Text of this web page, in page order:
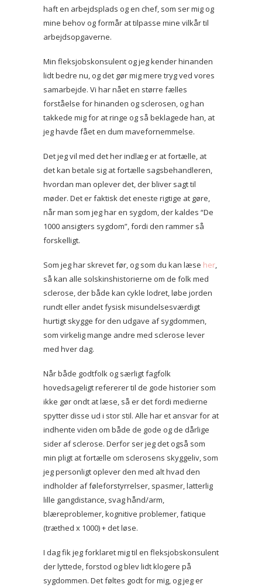
haft en arbejdsplads og en chef, som ser mig og
mine behov og formår at tilpasse mine vilkår til
arbejdsopgaverne.
Min fleksjobskonsulent og jeg kender hinanden
lidt bedre nu, og det gør mig mere tryg ved vores
samarbejde. Vi har nået en større fælles
forståelse for hinanden og sclerosen, og han
takkede mig for at ringe og så beklagede han, at
jeg havde fået en dum mavefornemmelse.
Det jeg vil med det her indlæg er at fortælle, at
det kan betale sig at fortælle sagsbehandleren,
hvordan man oplever det, der bliver sagt til
møder. Det er faktisk det eneste rigtige at gøre,
når man som jeg har en sygdom, der kaldes “De
1000 ansigters sygdom”, fordi den rammer så
forskelligt.
Som jeg har skrevet før, og som du kan læse her
så kan alle solskinshistorierne om de folk med
sclerose, der både kan cykle lodret, løbe jorden
rundt eller andet fysisk misundelsesværdigt
hurtigt skygge for den udgave af sygdommen,
som virkelig mange andre med sclerose lever
med hver dag.
Når både godtfolk og særligt fagfolk
hovedsageligt refererer til de gode historier som
ikke gør ondt at læse, så er det fordi medierne
spytter disse ud i stor stil. Alle har et ansvar for at
indhente viden om både de gode og de dårlige
sider af sclerose. Derfor ser jeg det også som
min pligt at fortælle om sclerosens skyggeliv, som
jeg personligt oplever den med alt hvad den
indholder af føleforstyrrelser, spasmer, latterlig
lille gangdistance, svag hånd/arm,
blæreproblemer, kognitive problemer, fatique
(træthed x 1000) + det løse.
I dag fik jeg forklaret mig til en fleksjobskonsulent
der lyttede, forstod og blev lidt klogere på
sygdommen. Det føltes godt for mig, og jeg er